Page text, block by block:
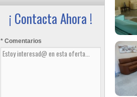
¡ Contacta Ahora !
* Comentarios